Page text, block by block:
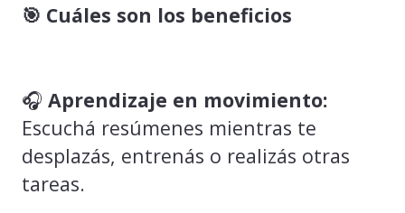
🎯 Cuáles son los beneficios
🎧 Aprendizaje en movimiento:
Escuchá resúmenes mientras te
desplazás, entrenás o realizás otras
tareas.